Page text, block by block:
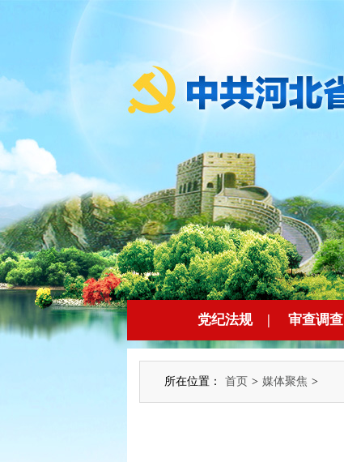
党纪法规 | 审查调查
所在位置： 首页 > 媒体聚焦 >